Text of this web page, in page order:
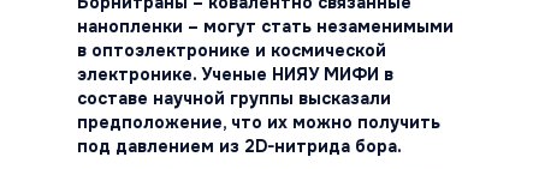
нанопленки – могут стать незаменимыми
в оптоэлектронике и космической
электронике. Ученые НИЯУ МИФИ в
составе научной группы высказали
предположение, что их можно получить
под давлением из 2D-нитрида бора.